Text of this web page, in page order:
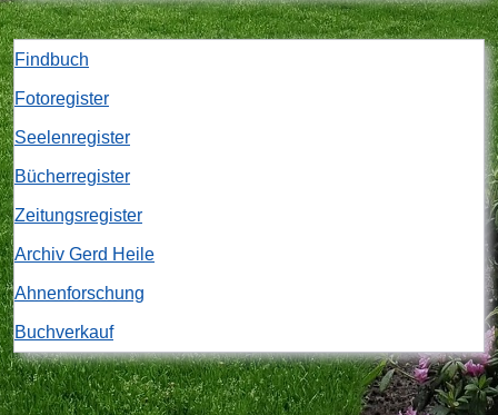
Findbuch
Fotoregister
Seelenregister
Bücherregister
Zeitungsregister
Archiv Gerd Heile
Ahnenforschung
Buchverkauf